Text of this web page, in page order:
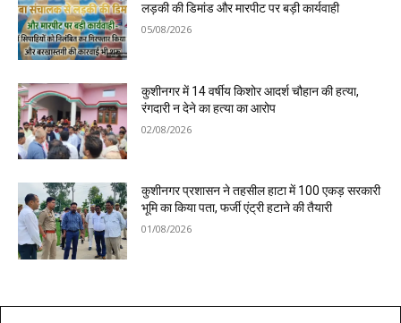
लड़की की डिमांड और मारपीट पर बड़ी कार्यवाही
05/08/2026
कुशीनगर में 14 वर्षीय किशोर आदर्श चौहान की हत्या,
रंगदारी न देने का हत्या का आरोप
02/08/2026
कुशीनगर प्रशासन ने तहसील हाटा में 100 एकड़ सरकारी
भूमि का किया पता, फर्जी एंट्री हटाने की तैयारी
01/08/2026